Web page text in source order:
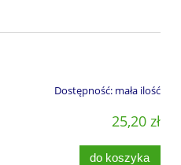
Dostępność: mała ilość
25,20 zł
do koszyka